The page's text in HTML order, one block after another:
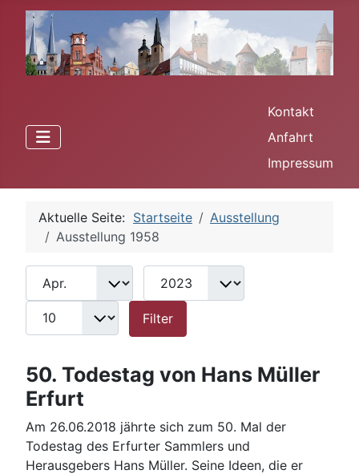
Kontakt
Anfahrt
Impressum
Aktuelle Seite: Startseite
Ausstellung
Ausstellung 1958
Filter
Monat Jahr
Filter
50. Todestag von Hans Müller
Erfurt
Am 26.06.2018 jährte sich zum 50. Mal der
Todestag des Erfurter Sammlers und
Herausgebers Hans Müller. Seine Ideen, die er